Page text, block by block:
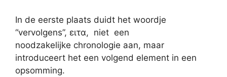
In de eerste plaats duidt het woordje
“vervolgens”, ειτα, niet een
noodzakelijke chronologie aan, maar
introduceert het een volgend element in een
opsomming.